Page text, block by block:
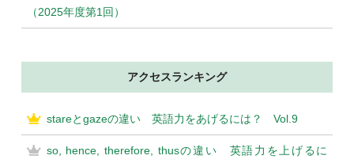
（2025年度第1回）
アクセスランキング
stareとgazeの違い 英語力をあげるには？ Vol.9
so, hence, therefore, thusの違い 英語力を上げるに